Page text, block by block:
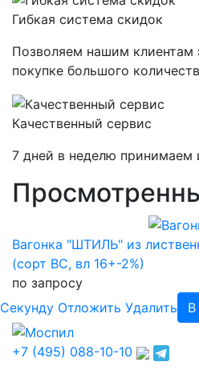
Гибкая система скидок
Позволяем нашим клиентам
покупке большого
Качественный сервис
7 дней в неделю принимаем
Вагонка "ШТИЛЬ" из
(сорт BC, вл 16+-2%)
по запросу
Cекунду Отложить Удалить В
+7 (495) 088-10-10